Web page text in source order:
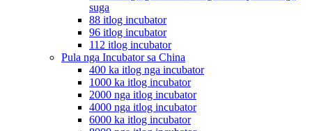
suga
88 itlog incubator
96 itlog incubator
112 itlog incubator
Pula nga Incubator sa China
400 ka itlog nga incubator
1000 ka itlog incubator
2000 nga itlog incubator
4000 nga itlog incubator
6000 ka itlog incubator